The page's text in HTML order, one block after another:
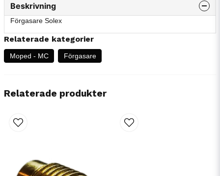
Beskrivning
Förgasare Solex
Relaterade kategorier
Moped - MC Förgasare
Relaterade produkter